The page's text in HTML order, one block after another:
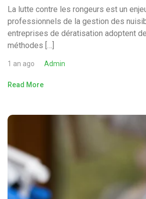
La lutte contre les rongeurs est un
professionnels de la gestion des
entreprises de dératisation adoptent
méthodes […]
1 an ago Admin
Read More